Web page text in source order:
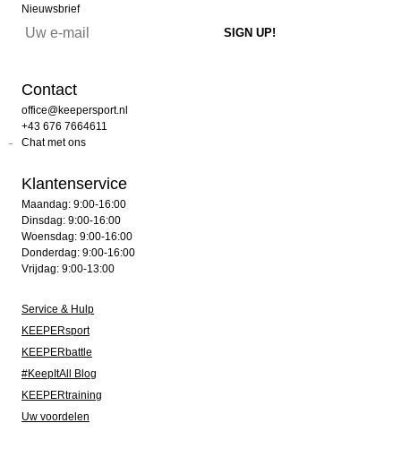
Nieuwsbrief
Contact
office@keepersport.nl
+43 676 7664611
Chat met ons
Klantenservice
Maandag: 9:00-16:00
Dinsdag: 9:00-16:00
Woensdag: 9:00-16:00
Donderdag: 9:00-16:00
Vrijdag: 9:00-13:00
Service & Hulp
KEEPERsport
KEEPERbattle
#KeepItAll Blog
KEEPERtraining
Uw voordelen